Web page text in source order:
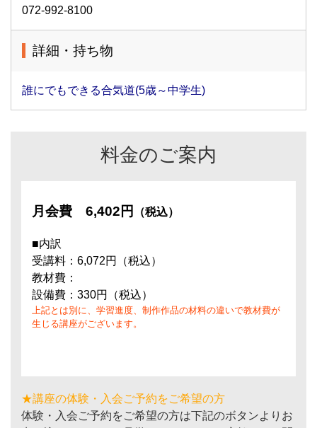
072-992-8100
詳細・持ち物
誰にでもできる合気道(5歳～中学生)
料金のご案内
月会費 6,402円 （税込）
■内訳
受講料：6,072円（税込）
教材費：
設備費：330円（税込）
上記とは別に、学習進度、制作作品の材料の違いで教材費が
生じる講座がございます。
★講座の体験・入会ご予約をご希望の方
体験・入会ご予約をご希望の方は下記のボタンよりお